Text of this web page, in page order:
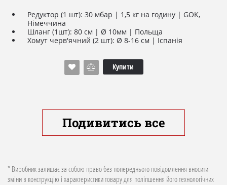
Редуктор (1 шт): 30 мбар | 1,5 кг на годину | GOK,
Німеччина
Шланг (1шт): 80 см | Ø 10мм | Польща
Хомут черв'ячний (2 шт): Ø 8-16 см | Іспанія
Купити
Подивитись все
* Виробник залишає за собою право без попереднього повідомлення вносити
зміни в конструкцію і характеристики товару для поліпшення його технологічних